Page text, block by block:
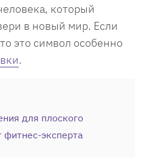
который
в новый мир. Если
это символ особенно
.
для плоского
эксперта